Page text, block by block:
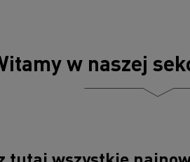
w naszej